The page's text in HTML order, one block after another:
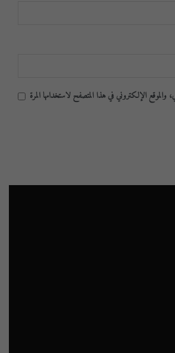
الإلكتروني في هذا المتصفح لاستخدامها المرة